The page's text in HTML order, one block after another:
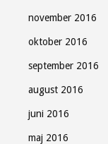
november 2016
oktober 2016
september 2016
august 2016
juni 2016
maj 2016